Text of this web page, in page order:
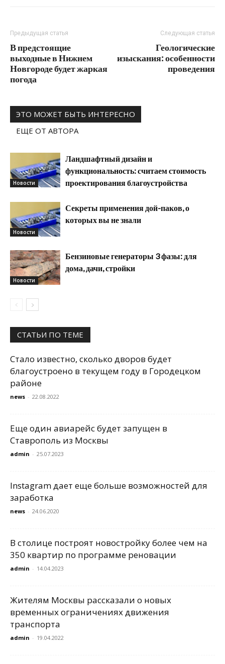
Предыдущая статья
В предстоящие
выходные в Нижнем
Новгороде будет жаркая
погода
Следующая статья
Геологические
изыскания: особенности
проведения
ЭТО МОЖЕТ БЫТЬ ИНТЕРЕСНО
ЕЩЕ ОТ АВТОРА
Новости
Ландшафтный дизайн и
функциональность: считаем стоимость
проектирования благоустройства
Новости
Секреты применения дой-паков, о
которых вы не знали
Новости
Бензиновые генераторы 3 фазы: для
дома, дачи, стройки
СТАТЬИ ПО ТЕМЕ
Стало известно, сколько дворов будет
благоустроено в текущем году в Городецком
районе
news - 22.08.2022
Еще один авиарейс будет запущен в
Ставрополь из Москвы
admin - 25.07.2023
Instagram дает еще больше возможностей для
заработка
news - 24.06.2020
В столице построят новостройку более чем на
350 квартир по программе реновации
admin - 14.04.2023
Жителям Москвы рассказали о новых
временных ограничениях движения
транспорта
admin - 19.04.2022